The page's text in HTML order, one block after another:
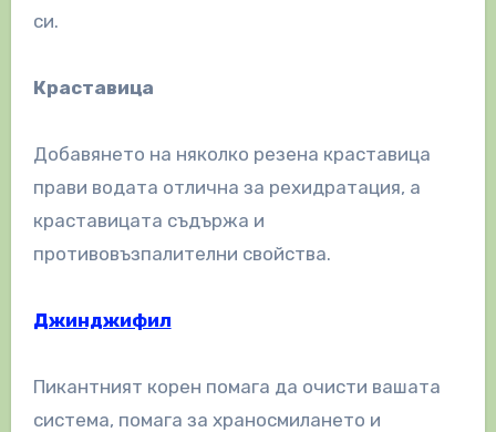
си.
Краставица
Добавянето на няколко резена краставица
прави водата отлична за рехидратация, а
краставицата съдържа и
противовъзпалителни свойства.
Джинджифил
Пикантният корен помага да очисти вашата
система, помага за храносмилането и